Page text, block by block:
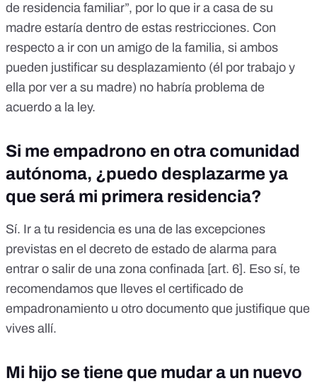
de residencia familiar”, por lo que ir a casa de su
madre estaría dentro de estas restricciones. Con
respecto a ir con un amigo de la familia, si ambos
pueden justificar su desplazamiento (él por trabajo y
ella por ver a su madre) no habría problema de
acuerdo a la ley.
Si me empadrono en otra comunidad
autónoma, ¿puedo desplazarme ya
que será mi primera residencia?
Sí. Ir a tu residencia es una de las excepciones
previstas en el decreto de estado de alarma para
entrar o salir de una zona confinada [art. 6]. Eso sí, te
recomendamos que lleves el certificado de
empadronamiento u otro documento que justifique que
vives allí.
Mi hijo se tiene que mudar a un nuevo